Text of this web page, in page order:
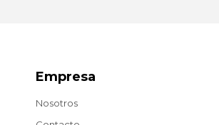
Empresa
Nosotros